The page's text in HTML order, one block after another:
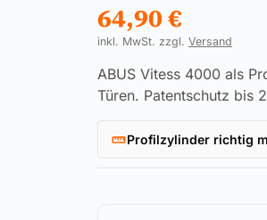
64,90€
inkl. MwSt. zzgl. Versand
ABUS Vitess 4000 als
Türen. Patentschutz bis
Profilzylinder richtig